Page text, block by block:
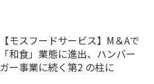
【モスフードサービス】M＆Aで
「和食」業態に進出、ハンバー
ガー事業に続く第2 の柱に